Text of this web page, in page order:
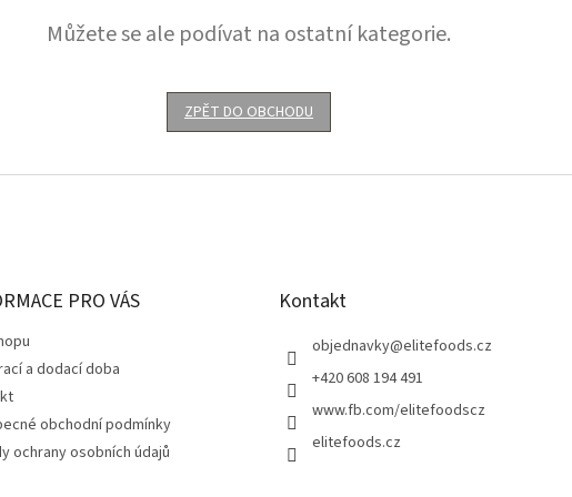
Můžete se ale podívat na ostatní kategorie.
ZPĚT DO OBCHODU
PRO VÁS
a dodací doba
obchodní podmínky
ochrany osobních údajů
Kontakt
objednavky@elitefoods.cz
+420 608 194 491
www.fb.com/elitefoodscz
elitefoods.cz